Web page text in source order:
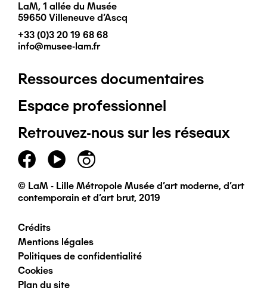
LaM, 1 allée du Musée
59650 Villeneuve d'Ascq
+33 (0)3 20 19 68 68
info@musee-lam.fr
Pied
de
page
principal
Ressources documentaires
Espace professionnel
Retrouvez-nous sur les réseaux
© LaM - Lille Métropole Musée d'art moderne, d'art
contemporain et d'art brut, 2019
Pied
de
page
Crédits
Mentions légales
Politiques de confidentialité
Cookies
Plan du site